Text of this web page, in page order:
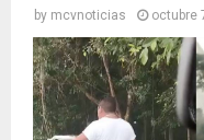
by mcvnoticias octubre